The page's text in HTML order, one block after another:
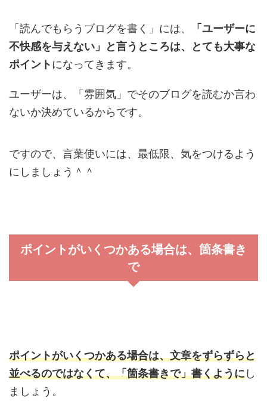
「読んでもらうブログを書く」には、
「ユーザーに
不快感を与えない」と言うところは、とても大事な
ポイントになってきます。
ユーザーは、「雰囲気」でそのブログを読むか言わ
ないか決めているからです。
ですので、言葉使いには、最低限、気をつけるよう
にしましょう＾＾
ポイントがいくつかある場合は、箇条書き
で
ポイントがいくつかある場合は、文章をずらずらと
並べるのではなくて、「箇条書きで」書くようにし
ましょう。